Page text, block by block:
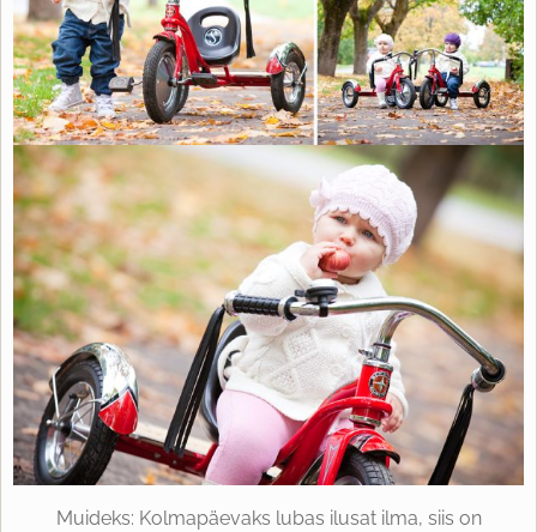
Muideks: Kolmapäevaks lubas ilusat ilma, siis on